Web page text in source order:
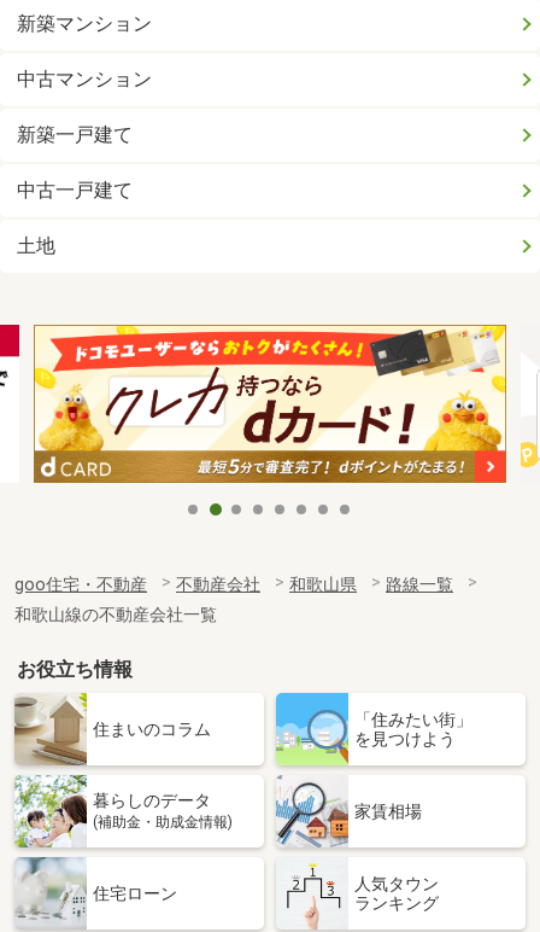
新築マンション
中古マンション
新築一戸建て
中古一戸建て
土地
goo住宅・不動産 不動産会社 和歌山県
路線一覧
和歌山線の不動産会社一覧
お役立ち情報
住まいのコラム
「住みたい街」
を見つけよう
暮らしのデータ
(補助金・助成金情報)
家賃相場
住宅ローン
人気タウン
ランキング